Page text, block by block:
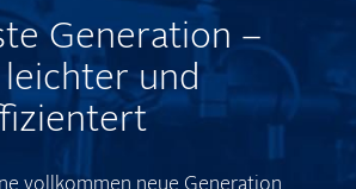
Generation –
leichter und